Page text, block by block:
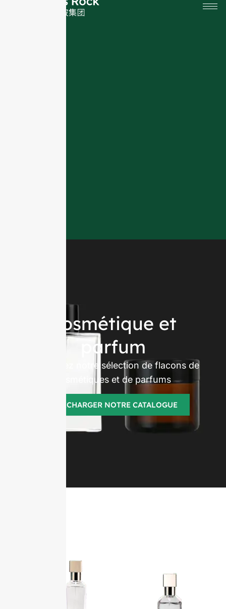
Cosmétique et
parfum
Découvrez notre sélection de flacons de
cosmétiques et de parfums
TÉLÉCHARGER NOTRE CATALOGUE